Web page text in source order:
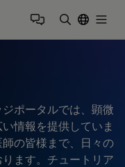
ポータルでは、顕微
情報を提供していま
の皆様まで、日々の
ます。チュートリア